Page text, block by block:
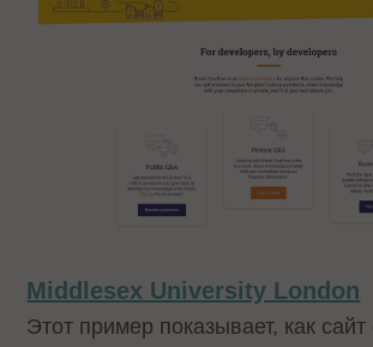
Middlesex University London
Этот пример показывает, как